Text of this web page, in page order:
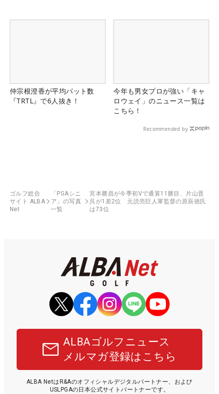
仲宗根澄香が平均パット数
『TRTL』で6人抜き！
今年も男女プロが強い「キャ
ロウェイ」のニュース一覧は
こちら！
Recommended by
ゴルフ総合
サイト ALBA
Net
「PGAシニ
ア」の写真
一覧
宮本勝昌が今季初Vで通算11勝目、片山晋
呉が1差2位 元読売巨人軍監督の原辰徳氏
は73位
ALBAゴルフニュース
メルマガ登録はこちら
ALBA NetはR&Aのオフィシャルデジタルパートナー、および
USLPGAの日本公式サイトパートナーです。